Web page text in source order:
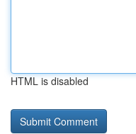
HTML is disabled